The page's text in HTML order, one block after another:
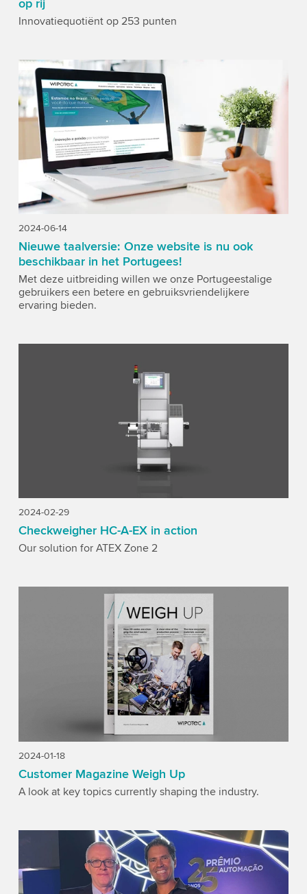
op rij
Innovatiequotiënt op 253 punten
2024-06-14
Nieuwe taalversie: Onze website is nu ook
beschikbaar in het Portugees!
Met deze uitbreiding willen we onze Portugeestalige
gebruikers een betere en gebruiksvriendelijkere
ervaring bieden.
2024-02-29
Checkweigher HC-A-EX in action
Our solution for ATEX Zone 2
2024-01-18
Customer Magazine Weigh Up
A look at key topics currently shaping the industry.